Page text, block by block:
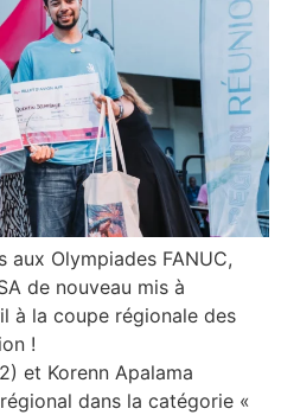
aux Olympiades FANUC,
de nouveau mis à
à la coupe régionale des
!
et Korenn Apalama
dans la catégorie «